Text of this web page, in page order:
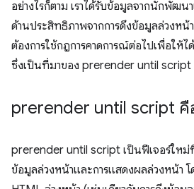
อย่างไรก็ตาม เราได้รับข้อมูลจากนักพัฒน
ด้านประสิทธิภาพจากการดึงข้อมูลล่วงหน้
ต้องการใช้กฎการคาดการณ์ต่อไปเพื่อให้
ซึ่งเป็นที่มาของ prerender until script
prerender until script คื
prerender until script เป็นฟีเจอร์ใหม่
ข้อมูลล่วงหน้าและการแสดงผลล่วงหน้า โ